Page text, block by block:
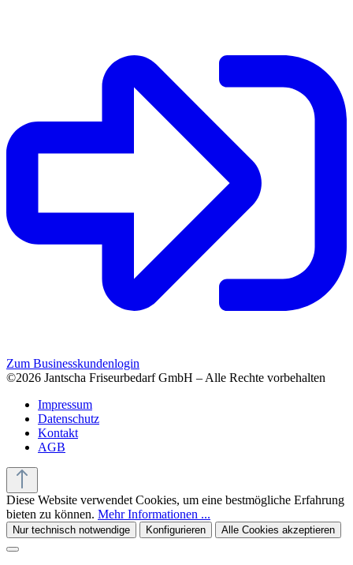
Zum Businesskundenlogin
©2026 Jantscha Friseurbedarf GmbH – Alle Rechte vorbehalten
Impressum
Datenschutz
Kontakt
AGB
Diese Website verwendet Cookies, um eine bestmögliche Erfahrung
bieten zu können. Mehr Informationen ...
Nur technisch notwendige Konfigurieren Alle Cookies akzeptieren